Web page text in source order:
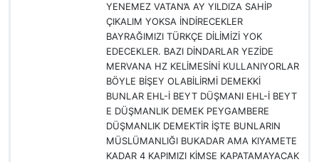
YENEMEZ VATAN’A AY YILDIZA SAHİP
ÇIKALIM YOKSA İNDİRECEKLER
BAYRAĞIMIZI TÜRKÇE DİLİMİZİ YOK
EDECEKLER. BAZI DİNDARLAR YEZİDE
MERVANA HZ KELİMESİNİ KULLANIYORLAR
BÖYLE BİŞEY OLABİLİRMİ DEMEKKİ
BUNLAR EHL-İ BEYT DÜŞMANI EHL-İ BEYT
E DÜŞMANLIK DEMEK PEYGAMBERE
DÜŞMANLIK DEMEKTİR İŞTE BUNLARIN
MÜSLÜMANLIĞI BUKADAR AMA KIYAMETE
KADAR 4 KAPIMIZI KİMSE KAPATAMAYACAK